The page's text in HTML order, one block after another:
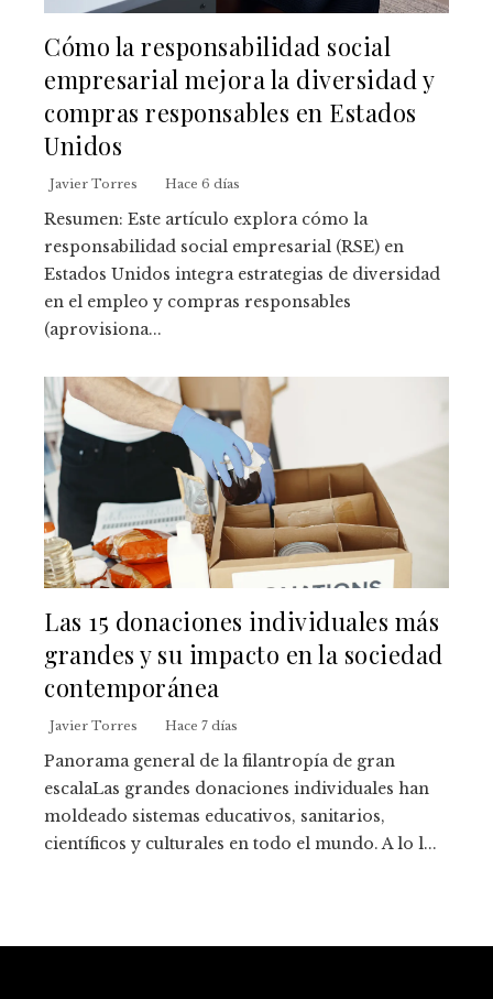
Cómo la responsabilidad social
empresarial mejora la diversidad y
compras responsables en Estados
Unidos
Javier Torres Hace 6 días
Resumen: Este artículo explora cómo la
responsabilidad social empresarial (RSE) en
Estados Unidos integra estrategias de diversidad
en el empleo y compras responsables
(aprovisiona...
Las 15 donaciones individuales más
grandes y su impacto en la sociedad
contemporánea
Javier Torres Hace 7 días
Panorama general de la filantropía de gran
escalaLas grandes donaciones individuales han
moldeado sistemas educativos, sanitarios,
científicos y culturales en todo el mundo. A lo l...